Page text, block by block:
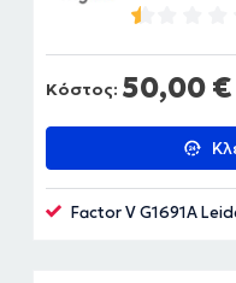
Κόστος: 50,00 €
Factor V G1691A